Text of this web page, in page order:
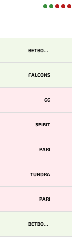
BETBOOM
FALCONS
GG
SPIRIT
PARI
TUNDRA
PARI
BETBOOM